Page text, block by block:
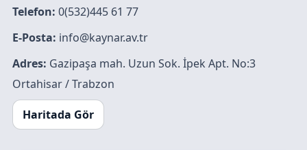
Telefon: 0(532)445 61 77
E-Posta: info@kaynar.av.tr
Adres: Gazipaşa mah. Uzun Sok. İpek Apt. No:3
Ortahisar / Trabzon
Haritada Gör